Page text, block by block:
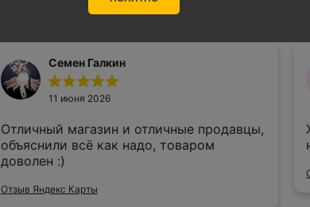
Семен Галкин
11 июня 2026
Отличный магазин и отличные продавцы,
объяснили всё как надо, товаром
доволен :)
Отзыв Яндекс Карты